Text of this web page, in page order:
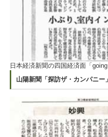
日本経済新聞の四国経済面「
山陽新聞「探訪ザ・カンパニー